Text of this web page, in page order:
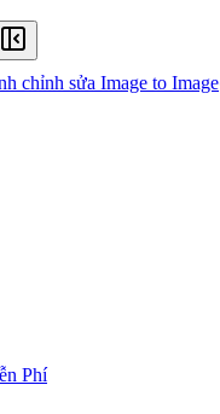
chỉnh sửa Image to Image
Phí